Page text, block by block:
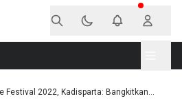
Festival 2022, Kadisparta: Bangkitkan...